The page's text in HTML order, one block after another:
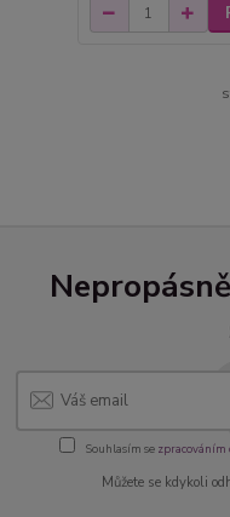
Souhlasím se zpracováním
Můžete se kdykoli